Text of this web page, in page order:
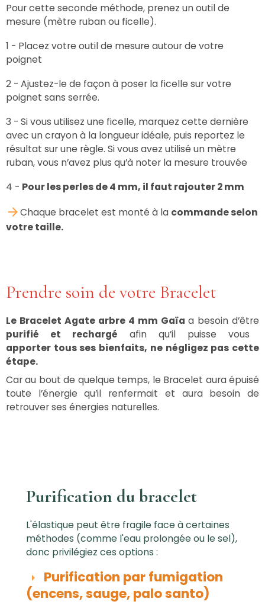
Pour cette seconde méthode, prenez un outil de
mesure (mètre ruban ou ficelle).
1 - Placez votre outil de mesure autour de votre
poignet
2 - Ajustez-le de façon à poser la ficelle sur votre
poignet sans serrée.
3 - Si vous utilisez une ficelle, marquez cette dernière
avec un crayon à la longueur idéale, puis reportez le
résultat sur une règle. Si vous avez utilisé un mètre
ruban, vous n’avez plus qu’à noter la mesure trouvée
4 - Pour les perles de 4 mm, il faut rajouter 2 mm
Chaque bracelet est monté à la commande selon
votre taille.
Prendre soin de votre Bracelet
Le Bracelet Agate arbre 4 mm Gaïa a besoin d’être
purifié et rechargé afin qu’il puisse vous
apporter tous ses bienfaits, ne négligez pas cette
étape.
Car au bout de quelque temps, le Bracelet aura épuisé
toute l’énergie qu’il renfermait et aura besoin de
retrouver ses énergies naturelles.
Purification du bracelet
L'élastique peut être fragile face à certaines
méthodes (comme l'eau prolongée ou le sel),
donc privilégiez ces options :
Purification par fumigation
(encens, sauge, palo santo)